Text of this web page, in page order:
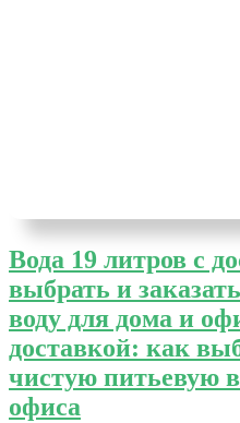
Вода 19 литров с
выбрать и
воду для дома и
доставкой: как
чистую питьевую
офиса